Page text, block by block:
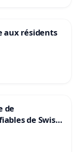
aux résidents
de
de Swiss